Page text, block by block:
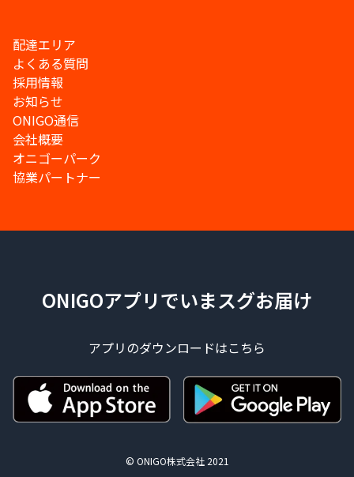
配達エリア
よくある質問
採用情報
お知らせ
ONIGO通信
会社概要
オニゴーパーク
協業パートナー
ONIGOアプリでいまスグお届け
アプリのダウンロードはこちら
© ONIGO株式会社 2021